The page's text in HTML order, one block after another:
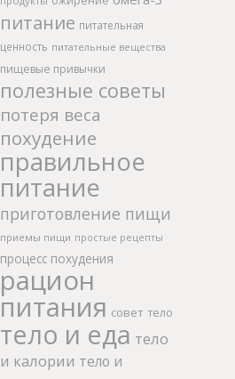
питание питательная
ценность питательные вещества
пищевые привычки
полезные советы
потеря веса
похудение
правильное
питание
приготовление пищи
приемы пищи простые рецепты
процесс похудения
рацион
питания совет тело
тело и еда тело
и калории тело и